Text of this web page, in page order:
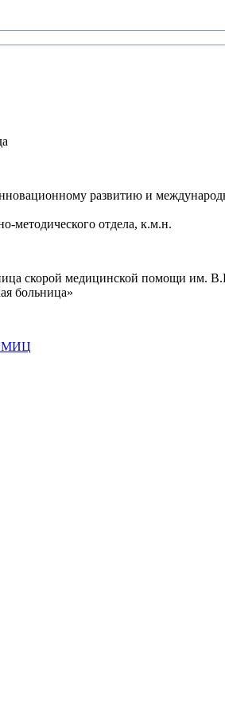
развитию и
методического отдела, к.м.н.
скорой медицинской помощи им.
больница»
НМИЦ